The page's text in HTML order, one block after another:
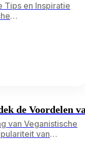
Tips en Inspiratie
van traditionele
kan
geven we
gebruik te
zodat je
de Voordelen
van Veganistische
van